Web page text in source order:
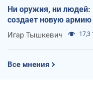
Ни оружия, ни людей:
создает новую армию
Игар Тышкевич 17,3
Все мнения